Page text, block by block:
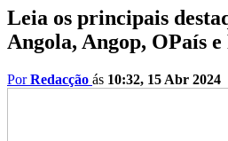
Leia os principais
Angola, Angop, OPaís
PorRedacção ás 10:32, 15 Abr 2024